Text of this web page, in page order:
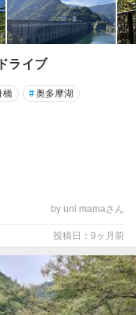
ライブ
橋 #奥多摩湖
by uni mamaさん
投稿日：9ヶ月前